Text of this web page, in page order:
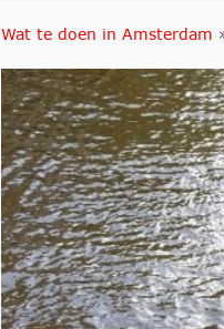
Wat te doen in Amsterdam